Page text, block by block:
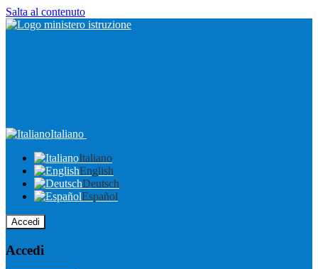
Salta al contenuto
Italiano
Italiano
English
Deutsch
Español
Accedi
Accedi